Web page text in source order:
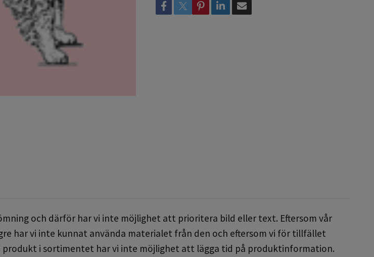
och därför har vi inte möjlighet att prioritera bild eller text. Eftersom vår
har vi inte kunnat använda materialet från den och eftersom vi för tillfället
i sortimentet har vi inte möjlighet att lägga tid på produktinformation.